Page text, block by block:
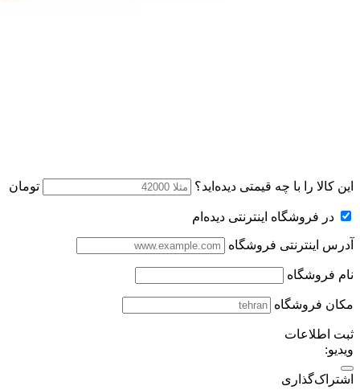
این کالا را با چه قیمتی دیده‌اید؟ تومان
در فروشگاه اینترنتی دیده‌ام
آدرس اینترنتی فروشگاه
نام فروشگاه
مکان فروشگاه
ثبت اطلاعات
ویدیو:
اشتراک‌گذاری